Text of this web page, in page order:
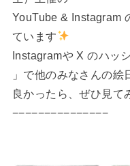
YouTube & Instagram
ています
Instagramや X のハッ
」で他のみなさんの絵
良かったら、ぜひ見て
−−−−−−−−−−−−−−−